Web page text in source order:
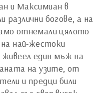
и Максимиан в
различни богове, а на
отнемали цялото
най-жестоки
един мъж на
на узите, от
и предци били